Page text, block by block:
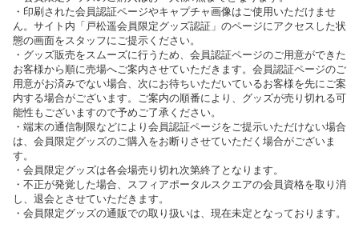
・印刷された会員認証ページやキャプチャ画像はご使用いただけませ
ん。サイト内「戸松遥会員限定グッズ認証」のページにアクセスした状
態の画面をスタッフにご提示ください。
・グッズ販売をスムーズに行うため、会員認証ページのご用意ができた
お客様から順に売場へご案内させていただきます。会員認証ページのご
用意がお済みでない場合、次にお待ちいただいているお客様を先にご案
内する場合がございます。ご案内の順番により、グッズが売り切れる可
能性もございますので予めご了承ください。
・端末の通信制限などにより会員認証ページをご提示いただけない場合
は、会員限定グッズのご購入をお断りさせていただく場合がございま
す。
・会員限定グッズは各会場売り切れ次第終了となります。
・不正が発覚した場合、スフィアポータルスクエアの会員資格を取り消
し、退会とさせていただきます。
・会員限定グッズの通販での取り扱いは、現在未定となっております。